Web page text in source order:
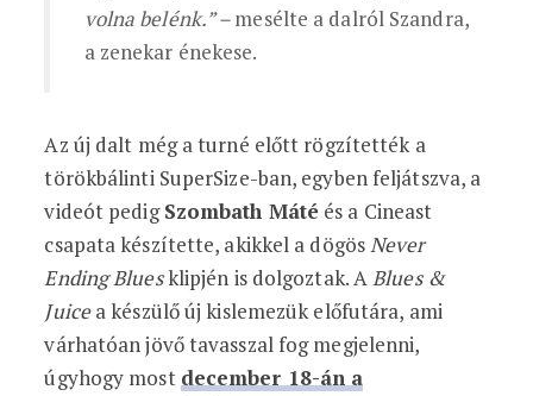
volna belénk.” –mesélte a dalról Szandra,
a zenekar énekese.
Az új dalt még a turné előtt rögzítették a
törökbálinti SuperSize-ban, egyben feljátszva, a
videót pedigSzombath Máté és a Cineast
csapata készítette, akikkel a dögösNever
Ending Bluesklipjén is dolgoztak. ABlues &
Juicea készülő új kislemezük előfutára, ami
várhatóan jövő tavasszal fog megjelenni,
úgyhogy most december 18-án a